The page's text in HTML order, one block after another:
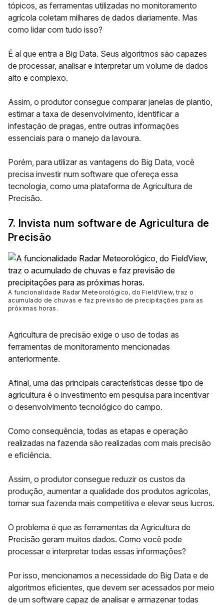
tópicos, as ferramentas utilizadas no monitoramento
agrícola coletam milhares de dados diariamente. Mas
como lidar com tudo isso?
É aí que entra a Big Data. Seus algoritmos são capazes
de processar, analisar e interpretar um volume de dados
alto e complexo.
Assim, o produtor consegue comparar janelas de plantio,
estimar a taxa de desenvolvimento, identificar a
infestação de pragas, entre outras informações
essenciais para o manejo da lavoura.
Porém, para utilizar as vantagens do Big Data, você
precisa investir num software que ofereça essa
tecnologia, como uma plataforma de Agricultura de
Precisão.
7. Invista num software de Agricultura de
Precisão
A funcionalidade Radar Meteorológico, do FieldView, traz o
acumulado de chuvas e faz previsão de precipitações para as
próximas horas .
Agricultura de precisão exige o uso de todas as
ferramentas de monitoramento mencionadas
anteriormente.
Afinal, uma das principais características desse tipo de
agricultura é o investimento em pesquisa para incentivar
o desenvolvimento tecnológico do campo.
Como consequência, todas as etapas e operação
realizadas na fazenda são realizadas com mais precisão
e eficiência.
Assim, o produtor consegue reduzir os custos da
produção, aumentar a qualidade dos produtos agrícolas,
tornar sua fazenda mais competitiva e elevar seus lucros.
O problema é que as ferramentas da Agricultura de
Precisão geram muitos dados. Como você pode
processar e interpretar todas essas informações?
Por isso, mencionamos a necessidade do Big Data e de
algoritmos eficientes, que devem ser acessados por meio
de um software capaz de analisar e armazenar todas